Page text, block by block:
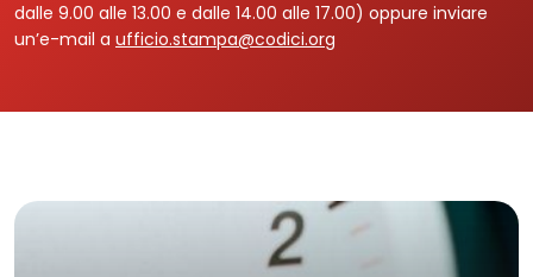
dalle 9.00 alle 13.00 e dalle 14.00 alle 17.00) oppure inviare
un’e-mail a ufficio.stampa@codici.org